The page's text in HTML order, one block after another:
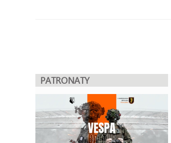
PATRONATY